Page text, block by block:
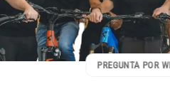
PREGUNTA POR